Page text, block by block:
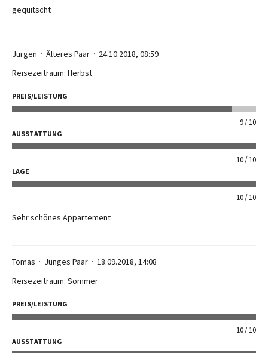
gequitscht
Jürgen Älteres Paar
24.10.2018, 08:59
Reisezeitraum: Herbst
PREIS/LEISTUNG
9 10
AUSSTATTUNG
10 10
LAGE
10 10
Sehr schönes Appartement
Tomas Junges Paar
18.09.2018, 14:08
Reisezeitraum: Sommer
PREIS/LEISTUNG
10 10
AUSSTATTUNG